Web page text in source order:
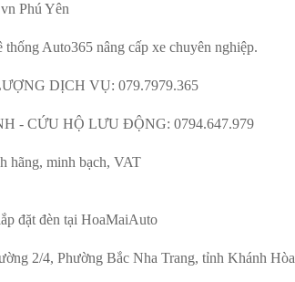
Phú Yên
Auto365 nâng cấp xe chuyên nghiệp.
DỊCH VỤ: 079.7979.365
- CỨU HỘ LƯU ĐỘNG: 0794.647.979
hãng, minh bạch, VAT
đặt đèn tại HoaMaiAuto
2/4, Phường Bắc Nha Trang, tỉnh Khánh Hòa